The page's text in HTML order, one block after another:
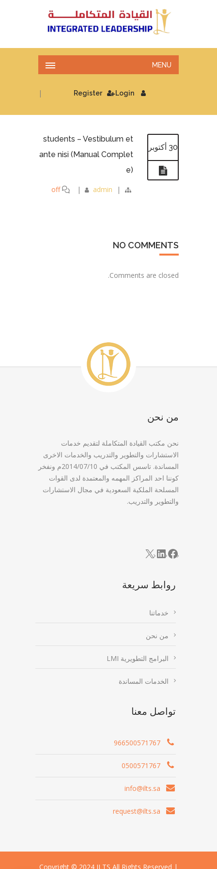
MENU
Login
| Register
30 أكتوبر
students – Vestibulum et
ante nisi (Manual Complet
e)
admin |
|
off
NO COMMENTS
Comments are closed.
من نحن
نحن مكتب القيادة المتكاملة لتقديم خدمات
الاستشارات والتطوير والتدريب والخدمات الاخرى
المساندة. تاسس المكتب في 2014/07/10م ونفخر
كوننا احد المراكز المهمه والمعتمدة لدى القوات
المسلحة الملكية السعودية في مجال الاستشارات
والتطوير والتدريب.
Facebook
LinkedIn
X
روابط سريعة
خدماتنا
من نحن
البرامج التطويرية LMI
الخدمات المساندة
تواصل معنا
966500571767
0500571767
info@ilts.sa
request@ilts.sa
Copyright © 2024 ILTS All Rights Reserved |